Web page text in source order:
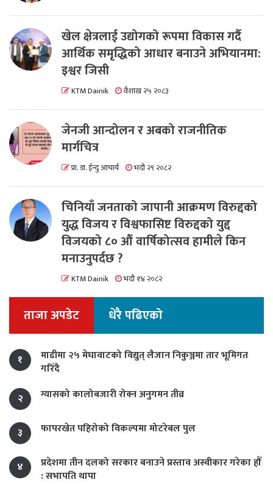
खेल क्षेत्रलाई उद्योगको रूपमा विकास गर्दै
आर्थिक समृद्धिको आधार बनाउने अभियानमा:
इश्वर जिसी
KTM Dainik वैशाख २५ २०८३
जेनजी आन्दोलन र अबको राजनीतिक
मार्गचित्र
प्रा. डा. ईन्दु आचार्य भदौ २९ २०८२
चिनियाँ जनताको जापानी आक्रमण विरुद्दको
युद्ध विजय र विश्वफासिष्ट विरुद्दको युद्द
विजयको ८० औं वार्षिकोत्सव हामीले किन
मनाउनुपर्दछ ?
KTM Dainik भदौ १४ २०८२
ताजा अपडेट धेरै पढिएको
१
माडीमा २५ मेघावाटको विद्युत् लैजान निकुञ्जमा तार भूमिगत
गरिँदै
२
ग्यासको कालोबजारी रोक्न अनुगमन तीव्र
३ फापरखेत पहिरोको विकल्पमा मोटरेबल पुल
४
प्रदेशमा तीन दलको सरकार बनाउने प्रस्ताव अस्वीकार गरेका हौँ
: सभापति थापा